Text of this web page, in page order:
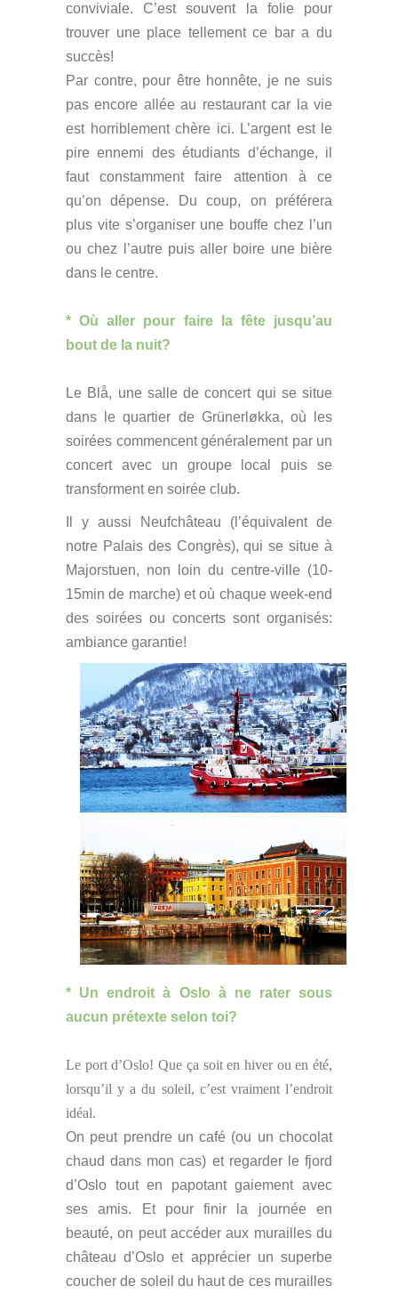
conviviale. C’est souvent la folie pour
trouver une place tellement ce bar a du
succès!
Par contre, pour être honnête, je ne suis
pas encore allée au restaurant car la vie
est horriblement chère ici. L’argent est le
pire ennemi des étudiants d’échange, il
faut constamment faire attention à ce
qu’on dépense. Du coup, on préférera
plus vite s’organiser une bouffe chez l’un
ou chez l’autre puis aller boire une bière
dans le centre.
* Où aller pour faire la fête jusqu’au
bout de la nuit?
Le Blå, une salle de concert qui se situe
dans le quartier de Grünerløkka, où les
soirées commencent généralement par un
concert avec un groupe local puis se
transforment en soirée club.
Il y aussi Neufchâteau (l’équivalent de
notre Palais des Congrès), qui se situe à
Majorstuen, non loin du centre-ville (10-
15min de marche) et où chaque week-end
des soirées ou concerts sont organisés:
ambiance garantie!
* Un endroit à Oslo à ne rater sous
aucun prétexte selon toi?
Le port d’Oslo! Que ça soit en hiver ou en été,
lorsqu’il y a du soleil, c’est vraiment l’endroit
idéal.
On peut prendre un café (ou un chocolat
chaud dans mon cas) et regarder le fjord
d’Oslo tout en papotant gaiement avec
ses amis. Et pour finir la journée en
beauté, on peut accéder aux murailles du
château d’Oslo et apprécier un superbe
coucher de soleil du haut de ces murailles